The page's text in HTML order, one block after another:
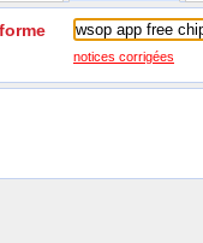
notices corrigées